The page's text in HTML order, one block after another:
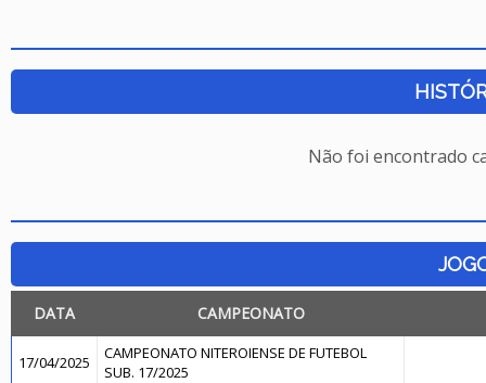
Não foi encontrado
DATA CAMPEONATO
17/04/2025
CAMPEONATO NITEROIENSE DE FUTEBOL
SUB. 17/2025